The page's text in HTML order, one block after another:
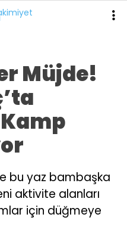
YAZARLAR
Müjde!
bu yaz bambaşka
aktivite alanları
için düğmeye